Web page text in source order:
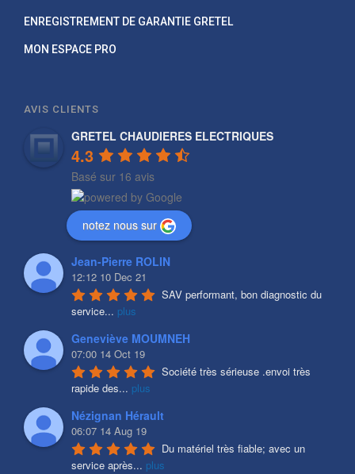
ENREGISTREMENT DE GARANTIE GRETEL
MON ESPACE PRO
AVIS CLIENTS
GRETEL CHAUDIERES ELECTRIQUES
4.3
Basé sur 16 avis
notez nous sur
Jean-Pierre ROLIN
12:12 10 Dec 21
SAV performant, bon diagnostic du
service... plus
Geneviève MOUMNEH
07:00 14 Oct 19
Société très sérieuse .envoi très
rapide des... plus
Nézignan Hérault
06:07 14 Aug 19
Du matériel très fiable; avec un
service après... plus